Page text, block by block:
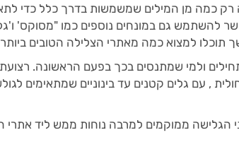
רק כמה מן המילים שמשמשות בדרך כלל כדי
להשתמש גם במונחים נוספים כמו "מסוקס'
למצוא כמה מאתרי הצלילה הטובים ביותר
ולמי שמתנסים בכך בפעם הראשונה. רצועת
, עם גלים קטנים עד בינוניים שמתאימים
הגלישה ממוקמים למרבה נוחות ממש ליד